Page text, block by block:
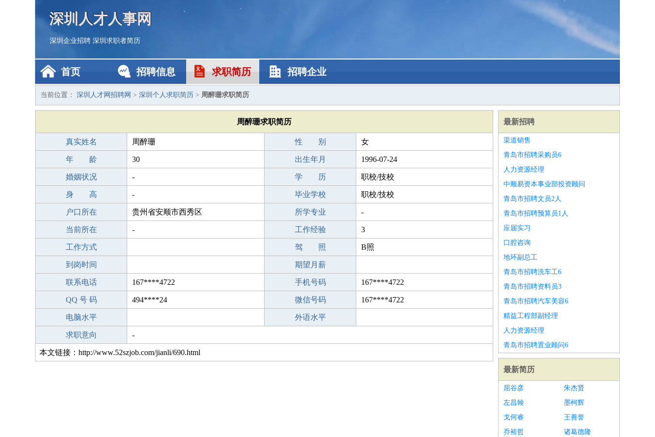
深圳人才人事网
深圳企业招聘 深圳求职者简历
首页 招聘信息 求职简历 招聘企业
当前位置： 深圳人才网招聘网 > 深圳个人求职简历 > 周醉珊求职简历
周醉珊求职简历
真实姓名 周醉珊 性 别 女
年 龄 30 出生年月 1996-07-24
婚姻状况 - 学 历 职校/技校
身 高 - 毕业学校 职校/技校
户口所在 贵州省安顺市西秀区 所学专业 -
当前所在 - 工作经验 3
工作方式 驾 照 B照
到岗时间 期望月薪
联系电话 167****4722 手机号码 167****4722
QQ 号 码 494****24 微信号码 167****4722
电脑水平 外语水平
求职意向 -
本文链接：http://www.52szjob.com/jianli/690.html
最新招聘
渠道销售
青岛市招聘采购员6
人力资源经理
中顺易资本事业部投资顾问
青岛市招聘文员2人
青岛市招聘预算员1人
应届实习
口腔咨询
地环副总工
青岛市招聘洗车工6
青岛市招聘资料员3
青岛市招聘汽车美容6
精益工程部副经理
人力资源经理
青岛市招聘置业顾问6
最新简历
屈谷彦
朱杰贤
左昌翰
墨柯辉
戈何睿
王善誉
乔裕哲
诸葛德隆